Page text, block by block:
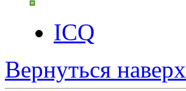
ICQ
Вернуться наверх